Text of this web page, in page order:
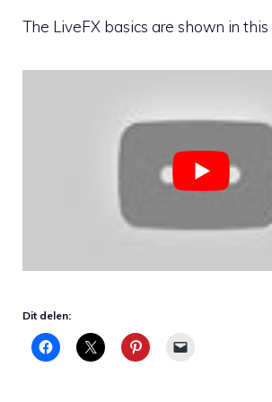
The LiveFX basics are shown in this
Dit delen: